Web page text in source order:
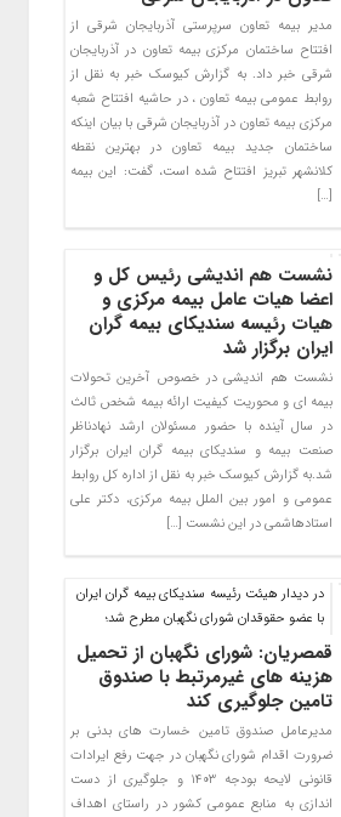
مدیر بیمه تعاون سرپرستی آذربایجان شرقی از
افتتاح ساختمان مرکزی بیمه تعاون در آذربایجان
شرقی خبر داد. به گزارش کیوسک خبر به نقل از
روابط عمومی بیمه تعاون ، در حاشیه افتتاح شعبه
مرکزی بیمه تعاون در آذربایجان شرقی با بیان اینکه
ساختمان جدید بیمه تعاون در بهترین نقطه
کلانشهر تبریز افتتاح شده است، گفت: این بیمه
[…]
نشست هم اندیشی رئیس کل و
اعضا هیات عامل بیمه مرکزی و
هیات رئیسه سندیکای بیمه گران
ایران برگزار شد
نشست هم اندیشی در خصوص آخرین تحولات
بیمه ای و محوریت کیفیت ارائه بیمه شخص ثالث
در سال آینده با حضور مسئولان ارشد نهادناظر
صنعت بیمه و سندیکای بیمه گران ایران برگزار
شد.به گزارش کیوسک خبر به نقل از اداره کل روابط
عمومی و امور بین الملل بیمه مرکزی، دکتر علی
استادهاشمی در این نشست […]
در دیدار هیئت رئیسه سندیکای بیمه گران ایران
با عضو حقوقدان شورای نگهبان مطرح شد؛
قمصریان: شورای نگهبان از تحمیل
هزینه های غیرمرتبط با صندوق
تامین جلوگیری کند
مدیرعامل صندوق تامین خسارت های بدنی بر
ضرورت اقدام شورای نگهبان در جهت رفع ایرادات
قانونی لایحه بودجه ۱۴۰۳ و جلوگیری از دست
اندازی به منابع عمومی کشور در راستای اهداف